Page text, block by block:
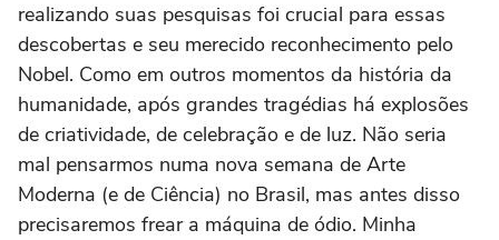
realizando suas pesquisas foi crucial para essas
descobertas e seu merecido reconhecimento pelo
Nobel. Como em outros momentos da história da
humanidade, após grandes tragédias há explosões
de criatividade, de celebração e de luz. Não seria
mal pensarmos numa nova semana de Arte
Moderna (e de Ciência) no Brasil, mas antes disso
precisaremos frear a máquina de ódio. Minha